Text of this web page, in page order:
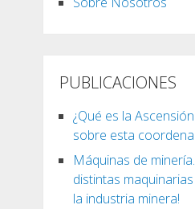
PUBLICACIONES
¿Qué es la
sobre esta
Máquinas de
distintas
la industria minera!